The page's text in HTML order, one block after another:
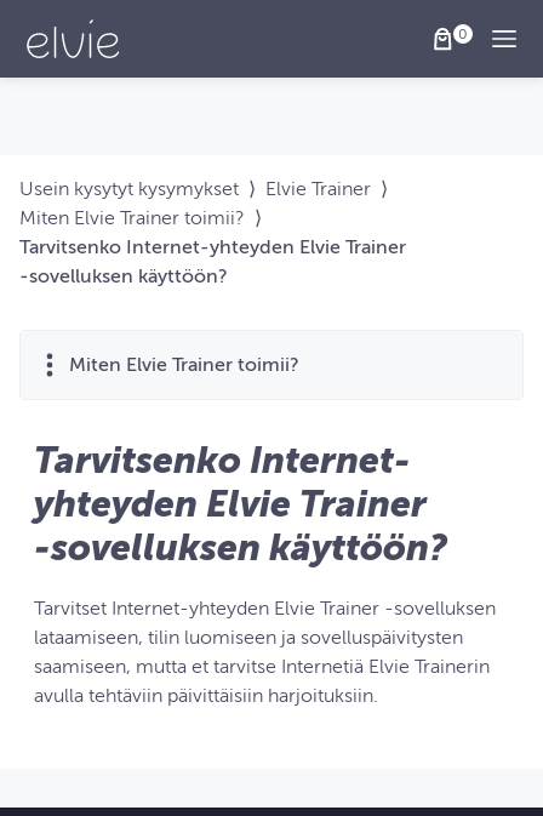
Usein kysytyt kysymykset ⟩ Elvie Trainer ⟩
Miten Elvie Trainer toimii? ⟩
Tarvitsenko Internet-yhteyden Elvie Trainer
‑sovelluksen käyttöön?
Miten Elvie Trainer toimii?
Tarvitsenko Internet-
yhteyden Elvie Trainer
‑sovelluksen käyttöön?
Tarvitset Internet-yhteyden Elvie Trainer ‑sovelluksen
lataamiseen, tilin luomiseen ja sovelluspäivitysten
saamiseen, mutta et tarvitse Internetiä Elvie Trainerin
avulla tehtäviin päivittäisiin harjoituksiin.